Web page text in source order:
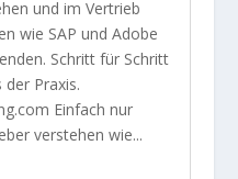
und im Vertrieb
wie SAP und Adobe
Schritt für Schritt
Praxis.
Einfach nur
verstehen wie...